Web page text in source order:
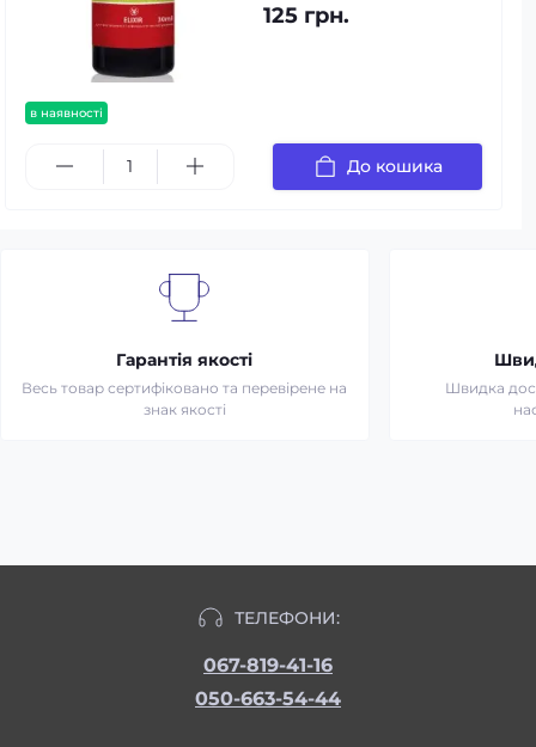
в наявності
125 грн.
До кошика
Гарантія якості
Весь товар сертифіковано та перевірене на
знак якості
Швидка
ТЕЛЕФОНИ:
067-819-41-16
050-663-54-44